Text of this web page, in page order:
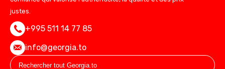
justes.
+995 511 14 77 85
info@georgia.to